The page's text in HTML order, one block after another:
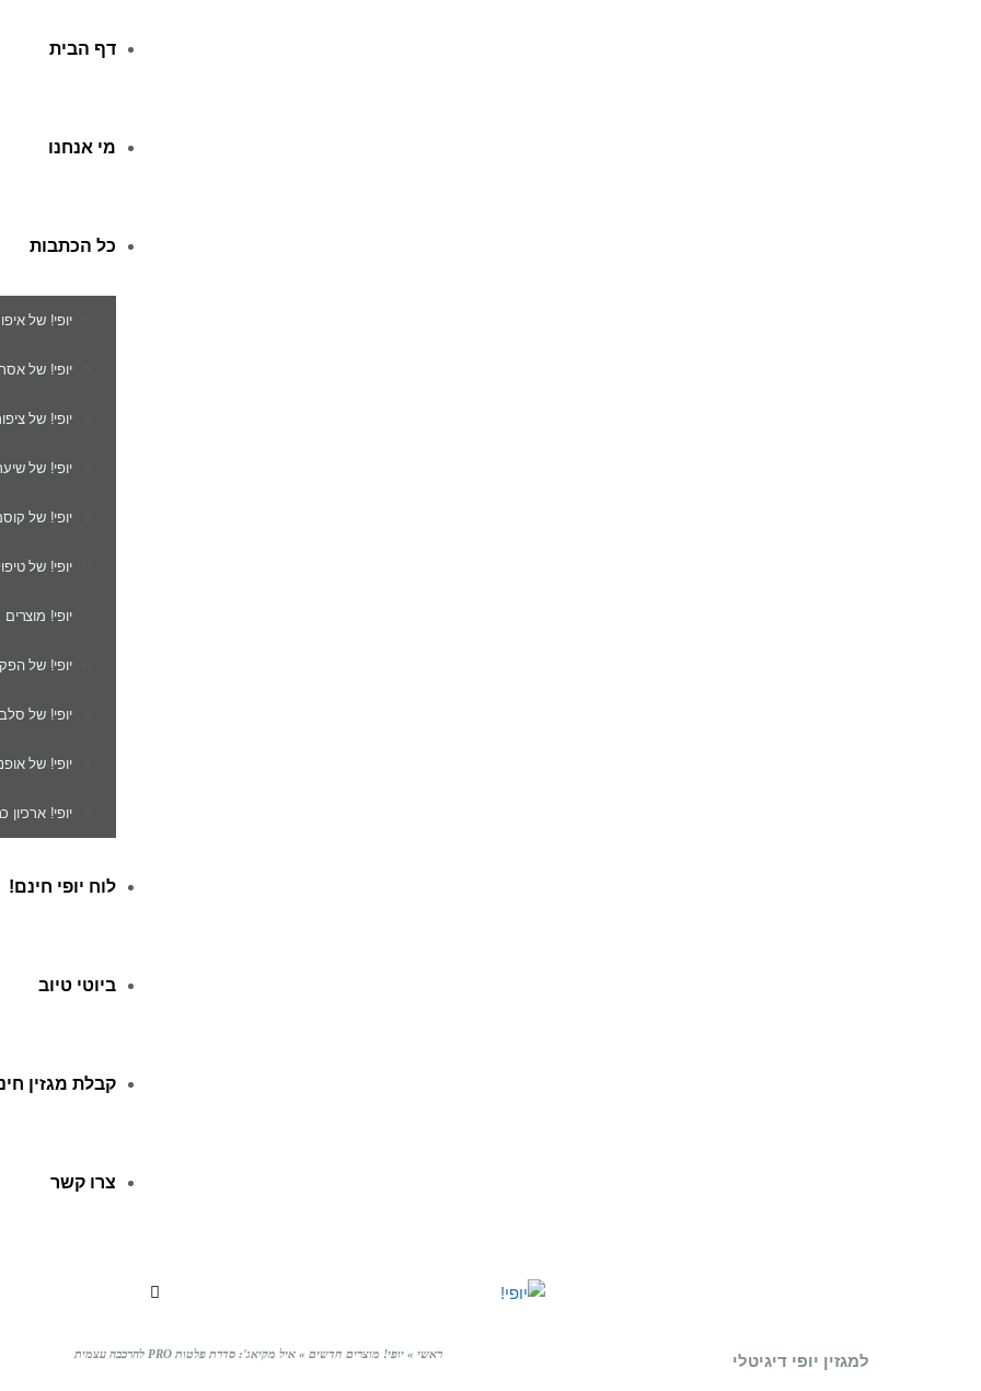
דף הבית
מי אנחנו
כל הכתבות
יופי! של
יופי! של
יופי! של
יופי! של
יופי! של
יופי! של
יופי!
יופי! של
יופי! של
יופי! של
יופי! ארכיון
לוח יופי חינם!
ביוטי טיוב
קבלת מגזין
צרו קשר
ראשי » יופי! מוצרים חדשים » איל מקיאג': סדרת פלטות PRO להרכבה עצמית למגזין יופי דיגיטלי